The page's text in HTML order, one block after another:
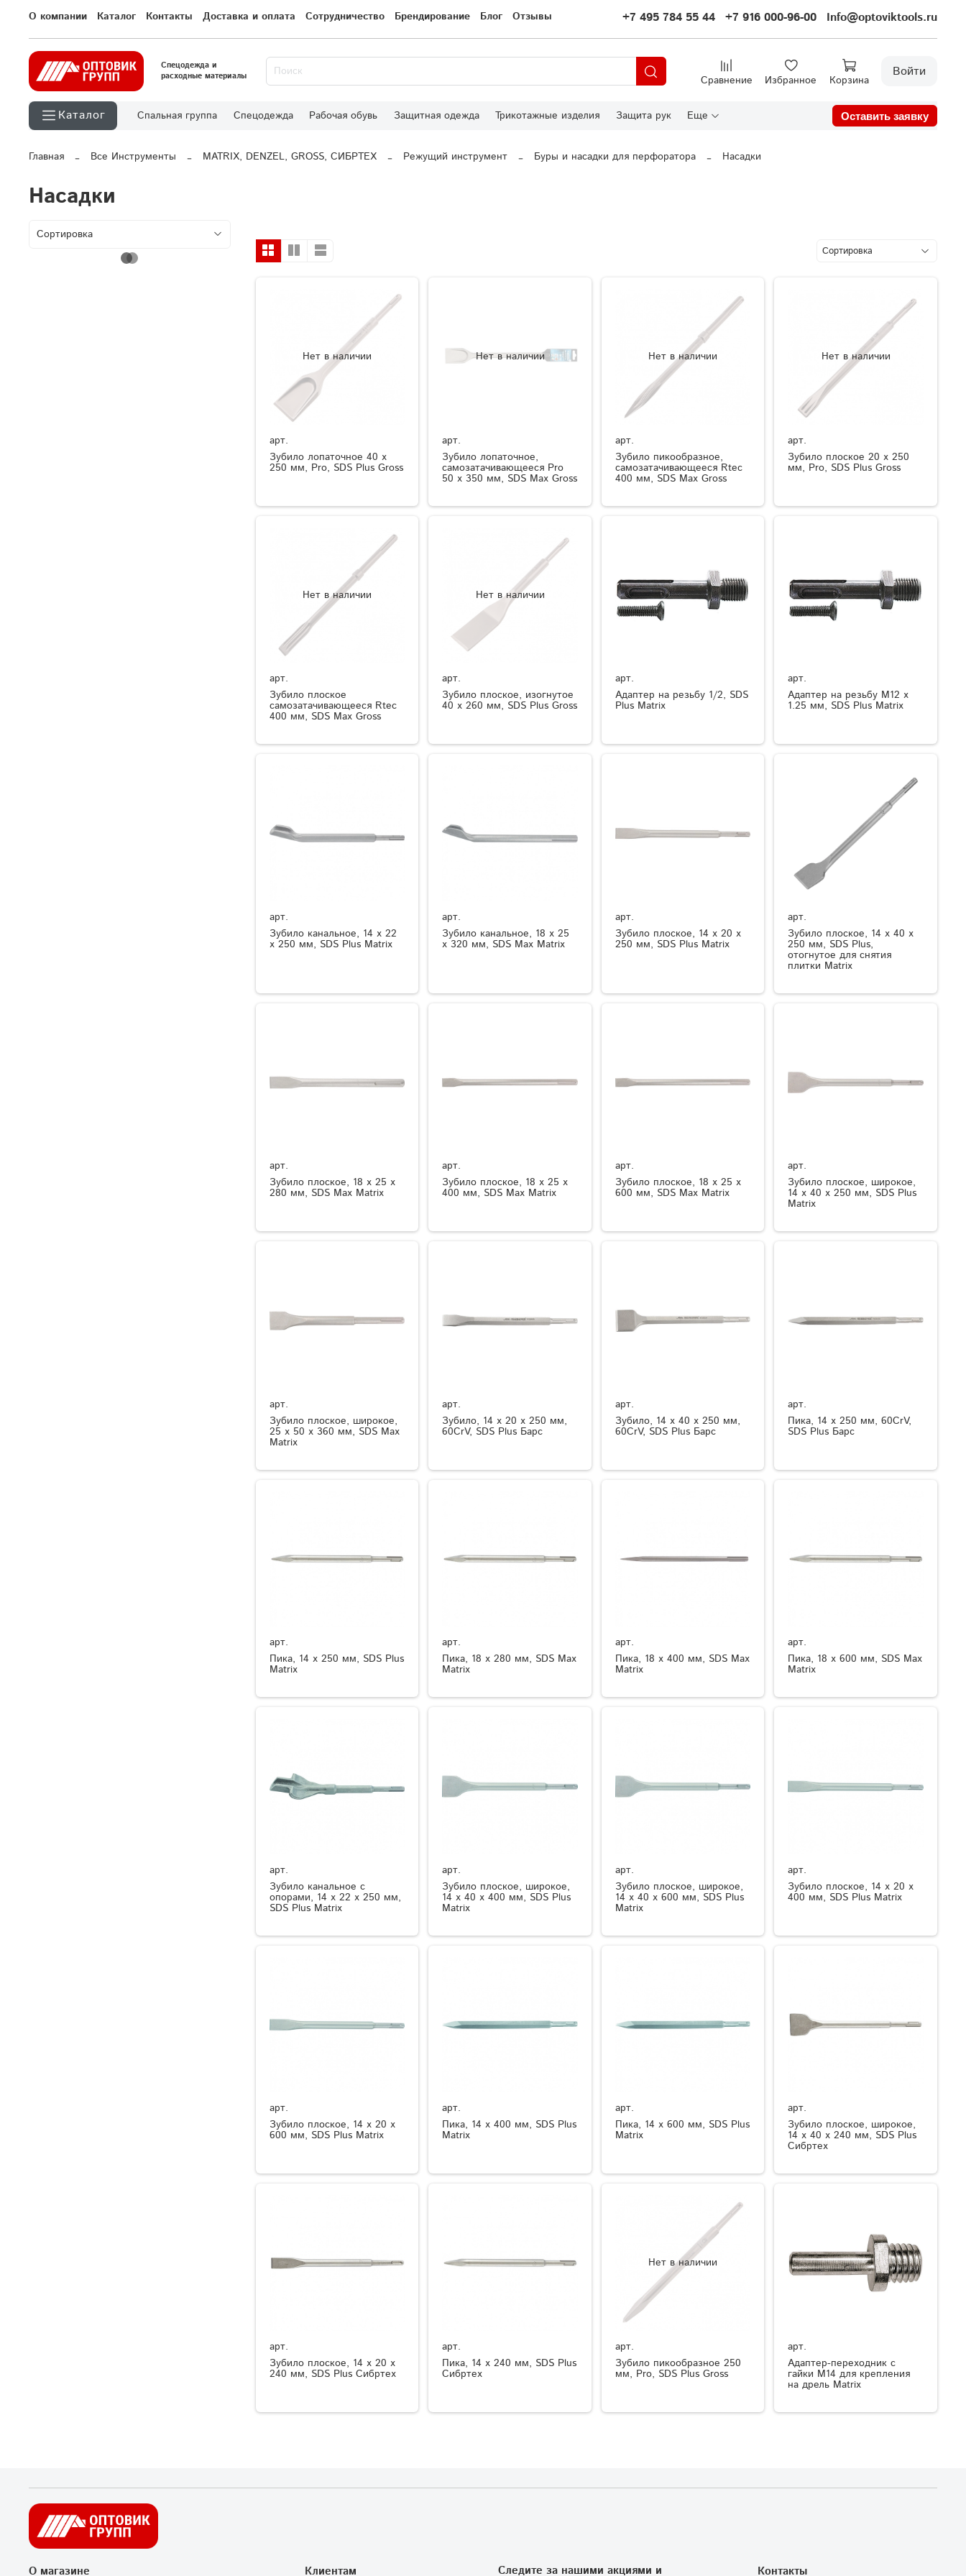
О компании Каталог Контакты Доставка и оплата Сотрудничество Брендирование Блог Отзывы +7 495 784 55 44 +7 916 000-96-00 Info@optoviktools.ru
Спецодежда и
расходные материалы
Сравнение Избранное Корзина
Войти
Каталог Спальная группа Спецодежда Рабочая обувь Защитная одежда Трикотажные изделия Защита рук Еще Оставить заявку
Главная Все Инструменты MATRIX, DENZEL, GROSS, СИБРТЕХ Режущий инструмент Буры и насадки для перфоратора Насадки
Насадки
Нет в наличии
арт.
Зубило лопаточное 40 х
250 мм, Pro, SDS Plus Gross
Нет в наличии
арт.
Зубило лопаточное,
самозатачивающееся Pro
50 x 350 мм, SDS Max Gross
Нет в наличии
арт.
Зубило пикообразное,
самозатачивающееся Rtec
400 мм, SDS Max Gross
Нет в наличии
арт.
Зубило плоское 20 х 250
мм, Pro, SDS Plus Gross
Нет в наличии
арт.
Зубило плоское
самозатачивающееся Rtec
400 мм, SDS Max Gross
Нет в наличии
арт.
Зубило плоское, изогнутое
40 x 260 мм, SDS Plus Gross
арт.
Адаптер на резьбу 1/2, SDS
Plus Matrix
арт.
Адаптер на резьбу М12 х
1.25 мм, SDS Plus Matrix
арт.
Зубило канальное, 14 х 22
х 250 мм, SDS Plus Matrix
арт.
Зубило канальное, 18 х 25
х 320 мм, SDS Max Matrix
арт.
Зубило плоское, 14 х 20 х
250 мм, SDS Plus Matrix
арт.
Зубило плоское, 14 х 40 х
250 мм, SDS Plus,
отогнутое для снятия
плитки Matrix
арт.
Зубило плоское, 18 х 25 х
280 мм, SDS Max Matrix
арт.
Зубило плоское, 18 х 25 х
400 мм, SDS Max Matrix
арт.
Зубило плоское, 18 х 25 х
600 мм, SDS Max Matrix
арт.
Зубило плоское, широкое,
14 х 40 х 250 мм, SDS Plus
Matrix
арт.
Зубило плоское, широкое,
25 х 50 х 360 мм, SDS Max
Matrix
арт.
Зубило, 14 х 20 х 250 мм,
60CrV, SDS Plus Барс
арт.
Зубило, 14 х 40 х 250 мм,
60CrV, SDS Plus Барс
арт.
Пика, 14 х 250 мм, 60CrV,
SDS Plus Барс
арт.
Пика, 14 х 250 мм, SDS Plus
Matrix
арт.
Пика, 18 х 280 мм, SDS Max
Matrix
арт.
Пика, 18 х 400 мм, SDS Max
Matrix
арт.
Пика, 18 х 600 мм, SDS Max
Matrix
арт.
Зубило канальное с
опорами, 14 х 22 х 250 мм,
SDS Plus Matrix
арт.
Зубило плоское, широкое,
14 х 40 х 400 мм, SDS Plus
Matrix
арт.
Зубило плоское, широкое,
14 х 40 х 600 мм, SDS Plus
Matrix
арт.
Зубило плоское, 14 х 20 х
400 мм, SDS Plus Matrix
арт.
Зубило плоское, 14 х 20 х
600 мм, SDS Plus Matrix
арт.
Пика, 14 х 400 мм, SDS Plus
Matrix
арт.
Пика, 14 х 600 мм, SDS Plus
Matrix
арт.
Зубило плоское, широкое,
14 х 40 х 240 мм, SDS Plus
Сибртех
арт.
Зубило плоское, 14 х 20 х
240 мм, SDS Plus Сибртех
арт.
Пика, 14 х 240 мм, SDS Plus
Сибртех
Нет в наличии
арт.
Зубило пикообразное 250
мм, Pro, SDS Plus Gross
арт.
Адаптер-переходник с
гайки М14 для крепления
на дрель Matrix
О магазине Клиентам Контакты
Следите за нашими акциями и